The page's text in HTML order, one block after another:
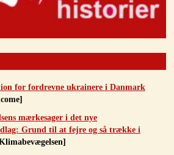
for fordrevne ukrainere i Danmark
mærkesager i det nye
Grund til at fejre og så trække i